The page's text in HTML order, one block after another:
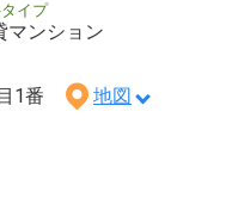
イプ
マンション
1番 地図